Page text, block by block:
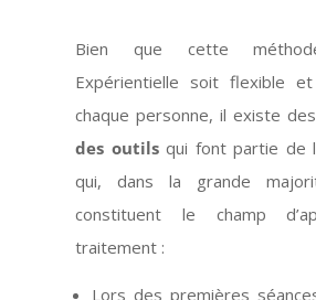
Bien que cette méthode
Expérientielle soit flexible
chaque personne, il existe des
des outilsqui font partie de
qui, dans la grande
constituent le champ
traitement :
Lors des premières